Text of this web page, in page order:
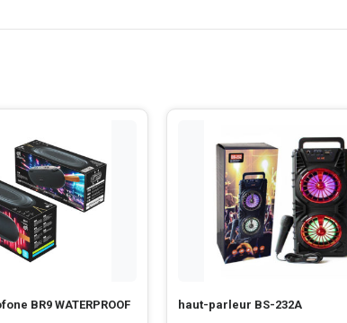
haut-parleur BS-232A